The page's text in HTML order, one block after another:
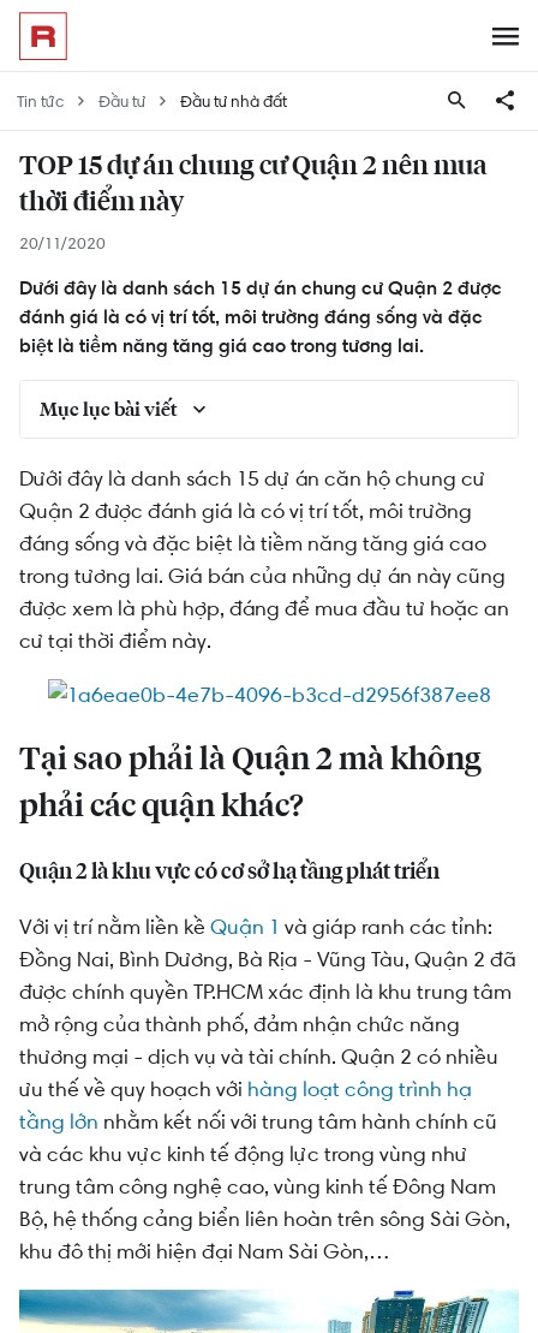
Tin tức Đầu tư Đầu tư nhà đất
TOP 15 dự án chung cư Quận 2 nên mua
thời điểm này
20/11/2020
Dưới đây là danh sách 15 dự án chung cư Quận 2 được
đánh giá là có vị trí tốt, môi trường đáng sống và đặc
biệt là tiềm năng tăng giá cao trong tương lai.
Mục lục bài viết
khác?
TOP 15 dự án chung cư Quận 2 nên mua thời
điểm này
Dưới đây là danh sách 15 dự án căn hộ chung cư
Quận 2 được đánh giá là có vị trí tốt, môi trường
đáng sống và đặc biệt là tiềm năng tăng giá cao
trong tương lai. Giá bán của những dự án này cũng
được xem là phù hợp, đáng để mua đầu tư hoặc an
cư tại thời điểm này.
Tại sao phải là Quận 2 mà không
phải các quận khác?
Quận 2 là khu vực có cơ sở hạ tầng phát triển
Với vị trí nằm liền kề Quận 1 và giáp ranh các tỉnh:
Đồng Nai, Bình Dương, Bà Rịa - Vũng Tàu, Quận 2 đã
được chính quyền TP.HCM xác định là khu trung tâm
mở rộng của thành phố, đảm nhận chức năng
thương mại - dịch vụ và tài chính. Quận 2 có nhiều
ưu thế về quy hoạch với hàng loạt công trình hạ
tầng lớn nhằm kết nối với trung tâm hành chính cũ
và các khu vực kinh tế động lực trong vùng như
trung tâm công nghệ cao, vùng kinh tế Đông Nam
Bộ, hệ thống cảng biển liên hoàn trên sông Sài Gòn,
khu đô thị mới hiện đại Nam Sài Gòn,…